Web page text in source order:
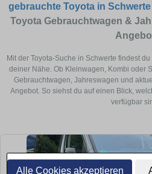
Alle Cookies akzeptieren
gebrauchte Toyota in
Toyota Gebrauchtwagen &
Mit der Toyota-Suche in Schwerte findest
deiner Nähe. Ob Kleinwagen, Kombi oder
Gebrauchtwagen, Jahreswagen und
Angebot. So siehst du auf einen Blick,
verfügbar